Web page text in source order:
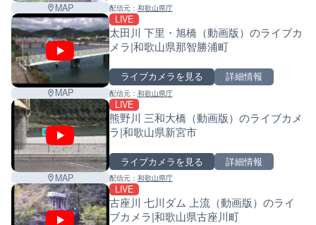
MAP 配信元： 和歌山県庁
MAP
LIVE
太田川 下里・旭橋（動画版）のライブカ
メラ|和歌山県那智勝浦町
ライブカメラを見る 詳細情報
配信元： 和歌山県庁
MAP
LIVE
熊野川 三和大橋（動画版）のライブカメ
ラ|和歌山県新宮市
ライブカメラを見る 詳細情報
配信元： 和歌山県庁
LIVE
古座川 七川ダム 上流（動画版）のライ
ブカメラ|和歌山県古座川町